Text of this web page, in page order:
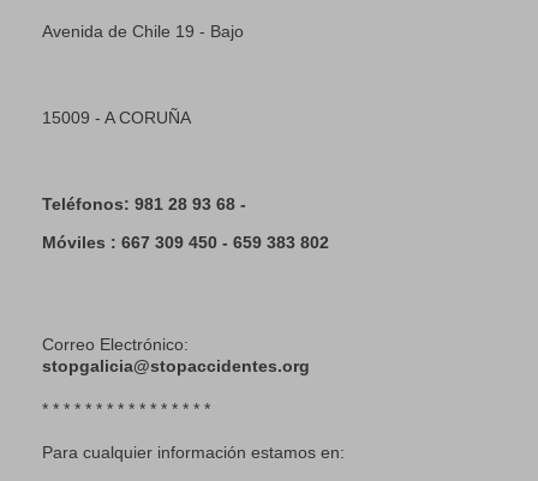
Avenida de Chile 19 - Bajo
15009 - A CORUÑA
Teléfonos: 981 28 93 68 -
Móviles : 667 309 450 - 659 383 802
Correo Electrónico:
stopgalicia@stopaccidentes.org
* * * * * * * * * * * * * * * *
Para cualquier información estamos en: